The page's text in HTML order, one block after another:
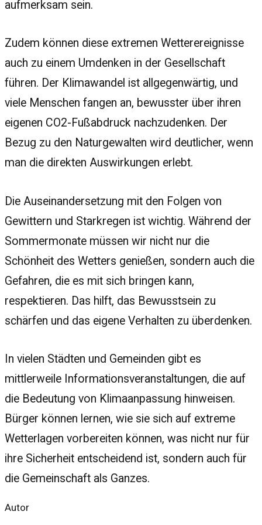
aufmerksam sein.
Zudem können diese extremen Wetterereignisse
auch zu einem Umdenken in der Gesellschaft
führen. Der Klimawandel ist allgegenwärtig, und
viele Menschen fangen an, bewusster über ihren
eigenen CO2-Fußabdruck nachzudenken. Der
Bezug zu den Naturgewalten wird deutlicher, wenn
man die direkten Auswirkungen erlebt.
Die Auseinandersetzung mit den Folgen von
Gewittern und Starkregen ist wichtig. Während der
Sommermonate müssen wir nicht nur die
Schönheit des Wetters genießen, sondern auch die
Gefahren, die es mit sich bringen kann,
respektieren. Das hilft, das Bewusstsein zu
schärfen und das eigene Verhalten zu überdenken.
In vielen Städten und Gemeinden gibt es
mittlerweile Informationsveranstaltungen, die auf
die Bedeutung von Klimaanpassung hinweisen.
Bürger können lernen, wie sie sich auf extreme
Wetterlagen vorbereiten können, was nicht nur für
ihre Sicherheit entscheidend ist, sondern auch für
die Gemeinschaft als Ganzes.
Autor